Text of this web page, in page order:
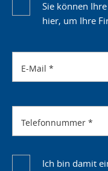
Sie können
hier, um Ihre
E-Mail *
Telefonnummer *
Ich bin damit